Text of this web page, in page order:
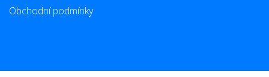
Obchodní podmínky